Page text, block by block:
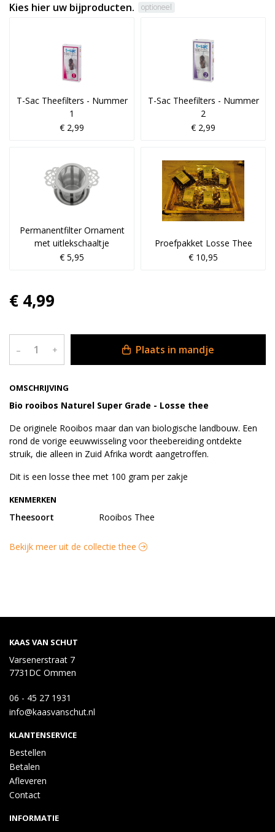
OMSCHRIJVING
Bio rooibos Naturel Super Grade - Losse thee
De originele Rooibos maar dan van biologische landbouw. Een
rond de vorige eeuwwisseling voor theebereiding ontdekte
struik, die alleen in Zuid Afrika wordt aangetroffen.
Dit is een losse thee met 100 gram per zakje
Kies hier uw bijproducten. optioneel
T-Sac Theefilters - Nummer
1
€ 2,99
T-Sac Theefilters - Nummer
2
€ 2,99
Permanentfilter Ornament
met uitlekschaaltje
€ 5,95
Proefpakket Losse Thee
€ 10,95
€ 4,99
– + Plaats in mandje
KENMERKEN
Theesoort Rooibos Thee
Bekijk meer uit de collectie thee
KAAS VAN SCHUT
Varsenerstraat 7
7731DC Ommen
06 - 45 27 1931
info@kaasvanschut.nl
KLANTENSERVICE
Bestellen
Betalen
Afleveren
Contact
INFORMATIE